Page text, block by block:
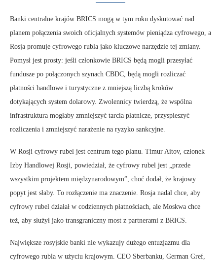
Banki centralne krajów BRICS mogą w tym roku dyskutować nad
planem połączenia swoich oficjalnych systemów pieniądza cyfrowego, a
Rosja promuje cyfrowego rubla jako kluczowe narzędzie tej zmiany.
Pomysł jest prosty: jeśli członkowie BRICS będą mogli przesyłać
fundusze po połączonych szynach CBDC, będą mogli rozliczać
płatności handlowe i turystyczne z mniejszą liczbą kroków
dotykających system dolarowy. Zwolennicy twierdzą, że wspólna
infrastruktura mogłaby zmniejszyć tarcia płatnicze, przyspieszyć
rozliczenia i zmniejszyć narażenie na ryzyko sankcyjne.
W Rosji cyfrowy rubel jest centrum tego planu. Timur Aitov, członek
Izby Handlowej Rosji, powiedział, że cyfrowy rubel jest „przede
wszystkim projektem międzynarodowym”, choć dodał, że krajowy
popyt jest słaby. To rozłączenie ma znaczenie. Rosja nadal chce, aby
cyfrowy rubel działał w codziennych płatnościach, ale Moskwa chce
też, aby służył jako transgraniczny most z partnerami z BRICS.
Największe rosyjskie banki nie wykazujy dużego entuzjazmu dla
cyfrowego rubla w użyciu krajowym. CEO Sberbanku, German Gref,